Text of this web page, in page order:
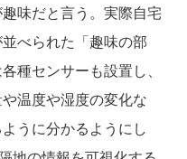
味だと言う。実際自宅
べられた「趣味の部
種センサーも設置し、
温度や湿度の変化な
うに分かるようにし